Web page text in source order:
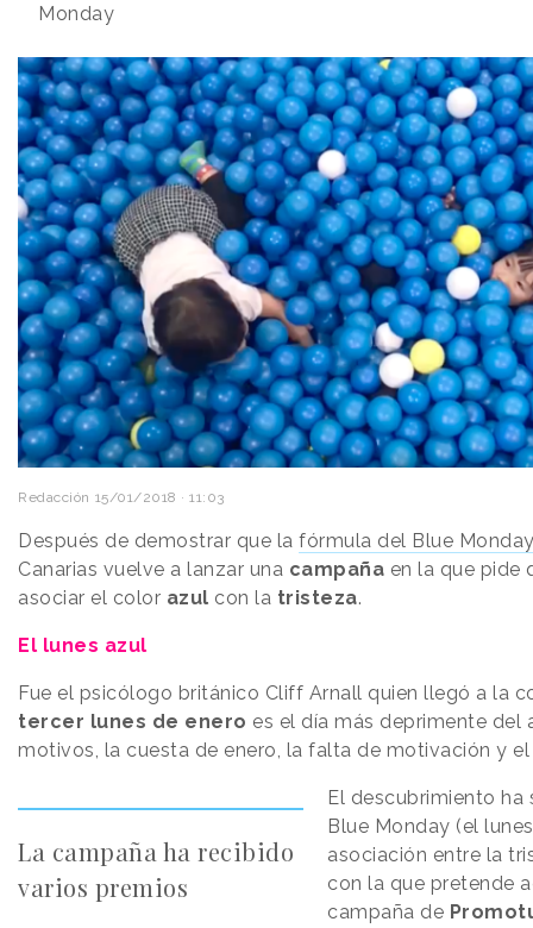
Monday
Redacción 15/01/2018 · 11:03
Después de demostrar que la fórmula del Blue
Canarias vuelve a lanzar una campaña en la que pide
asociar el color azul con la tristeza.
El lunes azul
Fue el psicólogo británico Cliff Arnall quien llegó a la
tercer lunes de enero es el día más deprimente del
motivos, la cuesta de enero, la falta de motivación y
La campaña ha recibido
varios premios
El descubrimiento
Blue Monday (el
asociación entre la
con la que pretende
campaña de